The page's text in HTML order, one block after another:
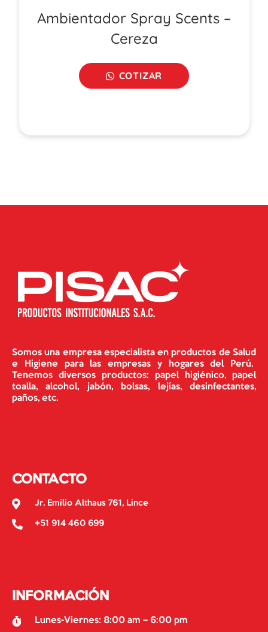
Ambientador Spray Scents –
Cereza
COTIZAR
Somos una empresa especialista en productos de Salud
e Higiene para las empresas y hogares del Perú.
Tenemos diversos productos: papel higiénico, papel
toalla, alcohol, jabón, bolsas, lejías, desinfectantes,
paños, etc.
CONTACTO
Jr. Emilio Althaus 761, Lince
+51 914 460 699
INFORMACIÓN
Lunes-Viernes: 8:00 am – 6:00 pm